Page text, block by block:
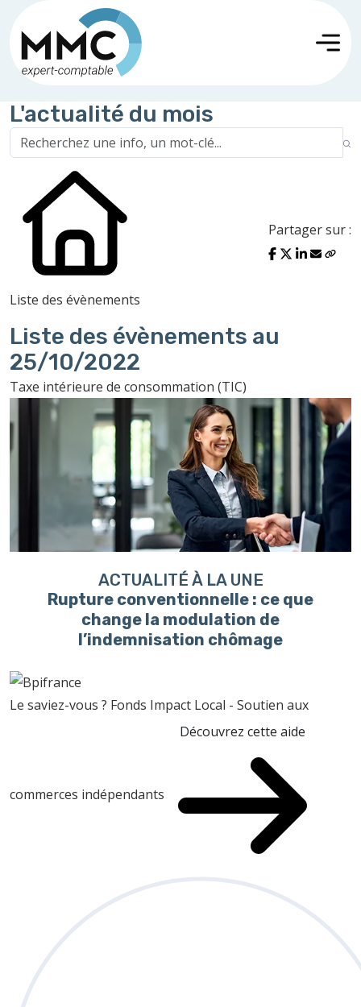
L'actualité du mois
Liste des évènements
Partager sur :
Liste des évènements au
25/10/2022
Taxe intérieure de consommation (TIC)
ACTUALITÉ À LA UNE
Rupture conventionnelle : ce que
change la modulation de
l’indemnisation chômage
Le saviez-vous ? Fonds Impact Local - Soutien aux
commerces indépendants
Découvrez cette aide